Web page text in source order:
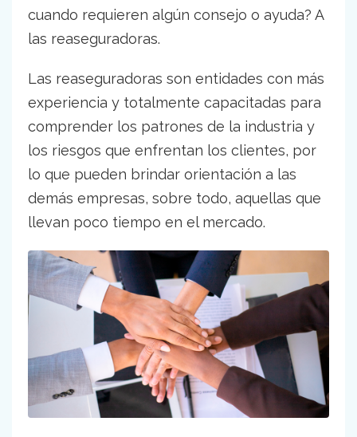
cuando requieren algún consejo o ayuda? A
las reaseguradoras.
Las reaseguradoras son entidades con más
experiencia y totalmente capacitadas para
comprender los patrones de la industria y
los riesgos que enfrentan los clientes, por
lo que pueden brindar orientación a las
demás empresas, sobre todo, aquellas que
llevan poco tiempo en el mercado.